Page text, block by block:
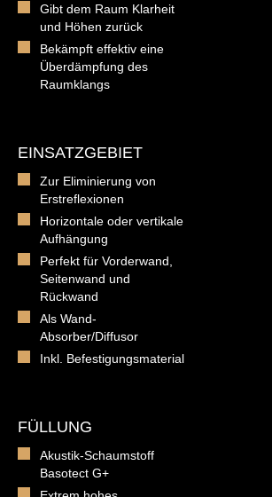
Gibt dem Raum Klarheit
und Höhen zurück
Bekämpft effektiv eine
Überdämpfung des
Raumklangs
EINSATZGEBIET
Zur Eliminierung von
Erstreflexionen
Horizontale oder vertikale
Aufhängung
Perfekt für Vorderwand,
Seitenwand und
Rückwand
Als Wand-
Absorber/Diffusor
Inkl. Befestigungsmaterial
FÜLLUNG
Akustik-Schaumstoff
Basotect G+